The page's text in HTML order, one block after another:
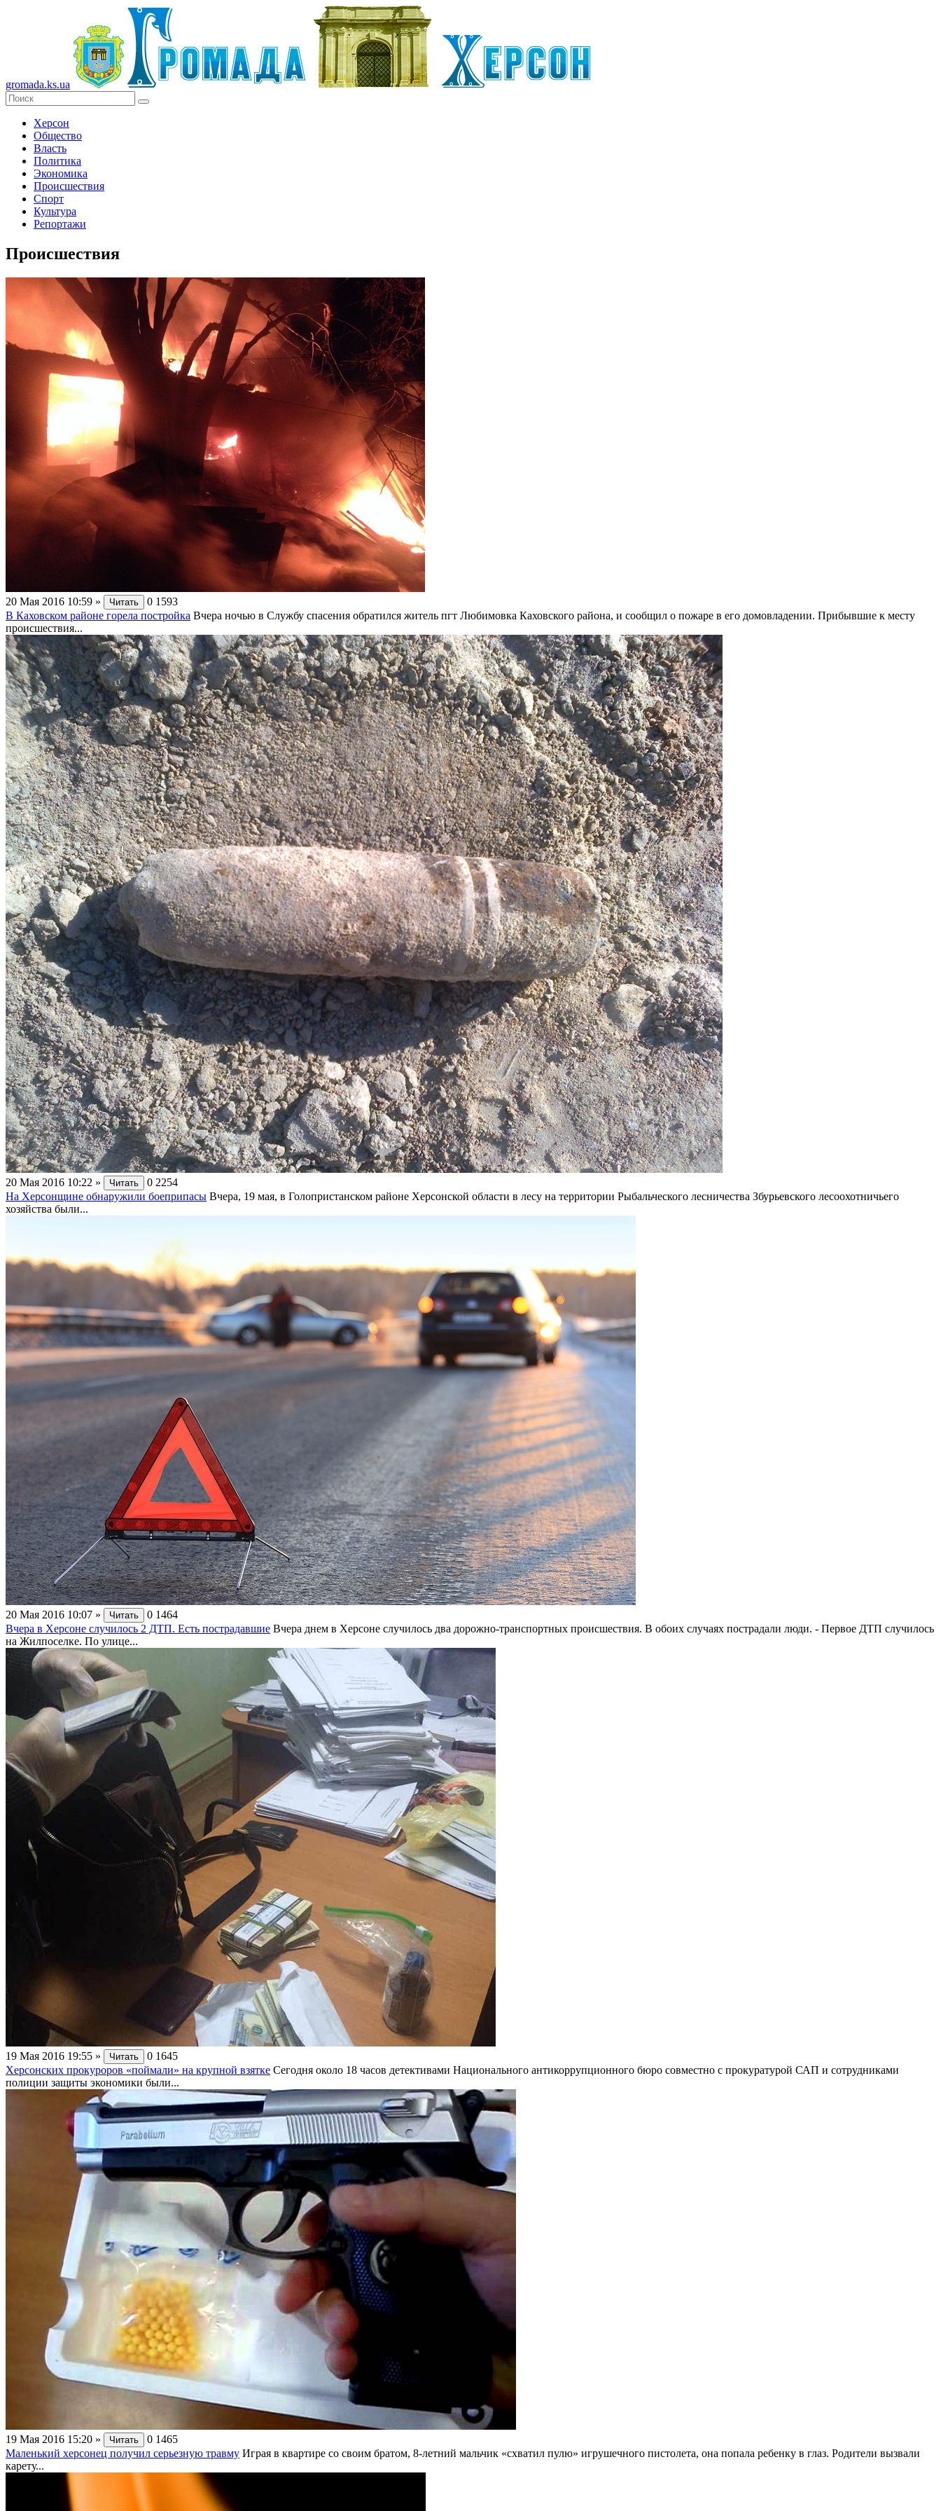
gromada.ks.ua
Херсон
Общество
Власть
Политика
Экономика
Происшествия
Спорт
Культура
Репортажи
Происшествия
20 Мая 2016 10:59 » Читать 0 1593
В Каховском районе горела постройка Вчера ночью в Службу спасения обратился житель пгт Любимовка Каховского района, и сообщил о пожаре в его домовладении. Прибывшие к месту
происшествия...
20 Мая 2016 10:22 » Читать 0 2254
На Херсонщине обнаружили боеприпасы Вчера, 19 мая, в Голопристанском районе Херсонской области в лесу на территории Рыбальческого лесничества Збурьевского лесоохотничьего
хозяйства были...
20 Мая 2016 10:07 » Читать 0 1464
Вчера в Херсоне случилось 2 ДТП. Есть пострадавшие Вчера днем в Херсоне случилось два дорожно-транспортных происшествия. В обоих случаях пострадали люди. - Первое ДТП случилось
на Жилпоселке. По улице...
19 Мая 2016 19:55 » Читать 0 1645
Херсонских прокуроров «поймали» на крупной взятке Сегодня около 18 часов детективами Национального антикоррупционного бюро совместно с прокуратурой САП и сотрудниками
полиции защиты экономики были...
19 Мая 2016 15:20 » Читать 0 1465
Маленький херсонец получил серьезную травму Играя в квартире со своим братом, 8-летний мальчик «схватил пулю» игрушечного пистолета, она попала ребенку в глаз. Родители вызвали
карету...